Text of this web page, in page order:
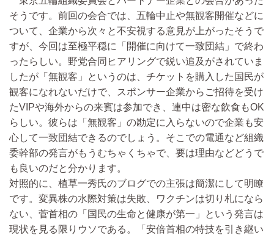
そうです。前回の会合では、五輪中止や無観客開催などに
ついて、企業から次々と不安視する意見が上がったそうで
すが、今回は至極平穏に「開催に向けて一致団結」で終わ
ったらしい。野党合同ヒアリングで鋭い追及がされていま
したが「無観客」というのは、チケットを購入した国民が
観客になれないだけで、スポンサー企業からご招待を受け
たVIPや海外からの来賓は参加でき、連中は密な飲食もOK
らしい。彼らは「無観客」の勘定に入らないので企業も安
心して一致団結できるのでしょう。そこでの電通など組織
委幹部の発言がもうむちゃくちゃで、要は理由などどうで
も良いのだと分かります。
対照的に、植草一秀氏のブログでの主張は簡潔にして明瞭
です。変異株の水際対策は失敗、ワクチンは切り札になら
ない、菅首相の「国民の生命と健康が第一」という発言は
現状を見る限りウソである。「安倍首相の特技を引き継い